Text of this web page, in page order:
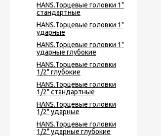
HANS.Торцевые головки 1"
стандартные
HANS.Торцевые головки 1"
ударные
HANS.Торцевые головки 1"
ударные глубокие
HANS.Торцевые головки
1/2" глубокие
HANS.Торцевые головки
1/2" стандартные
HANS.Торцевые головки
1/2" ударные
HANS.Торцевые головки
1/2" ударные глубокие